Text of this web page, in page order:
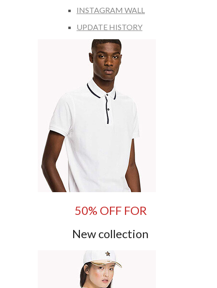
INSTAGRAM WALL
UPDATE HISTORY
50% OFF FOR
New collection